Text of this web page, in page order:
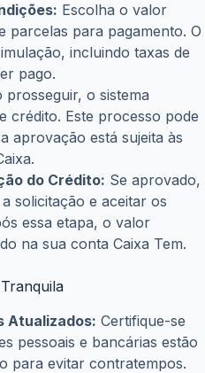
Escolha o valor
parcelas para pagamento. O
incluindo taxas de
pago.
prosseguir, o sistema
crédito. Este processo pode
aprovação está sujeita às
do Crédito: Se aprovado,
solicitação e aceitar os
essa etapa, o valor
na sua conta Caixa Tem.
Atualizados: Certifique-se
pessoais e bancárias estão
para evitar contratempos.